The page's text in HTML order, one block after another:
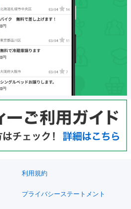
利用規約
プライバシーステートメント